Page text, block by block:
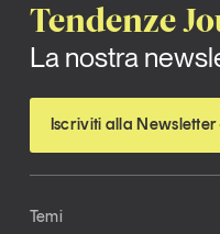
Tendenze
La nostra
Iscriviti alla Newsletter
Temi